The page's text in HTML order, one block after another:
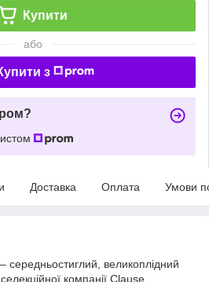
Купити
або
з
Доставка Оплата Умови
великоплідний
компанії Clause,